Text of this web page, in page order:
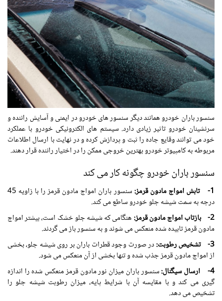
سنسور باران خودرو همانند دیگر سنسور های خودرو در ایمنی و آسایش راننده و
سرنشینان خودرو تاثیر زیادی دارد. سیستم های الکترونیکی خودرو با عملکرد
خود می توانند وقایع جاده را ثبت و پردازش کرده و در نهایت با ارسال اطلاعات
مربوطه به کامپیوتر خودرو بهترین خروجی ممکن را در اختیار راننده قرار دهند.
سنسور باران خودرو چگونه کار می کند
1- تابش امواج مادون قرمز:
سنسور باران امواج مادون قرمز را با زاویه 45
درجه به سمت شیشه جلو خودرو ساطع می کند.
2- بازتاب امواج مادون قرمز:
هنگامی که شیشه جلو خشک است، بیشتر امواج
مادون قرمز تابیده شده منعکس می شوند و به سنسور باز می گردند.
3- تشخیص رطوبت:
در صورت وجود قطرات باران بر روی شیشه جلو، بخشی
از امواج مادون قرمز جذب شده و تنها بخشی از آن منعکس می شود.
4- ارسال سیگنال:
سنسور باران میزان نور مادون قرمز منعکس شده را اندازه
گیری می کند و با مقایسه آن با شرایط پایه، میزان رطوبت شیشه جلو را
تشخیص می دهد.